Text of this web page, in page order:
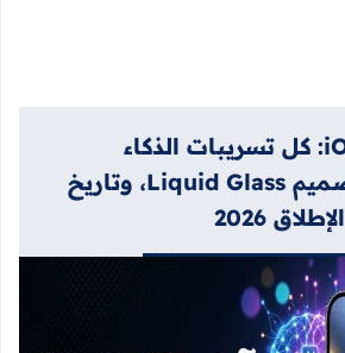
آبل iOS 27: كل تسريبات الذكاء
الاصطناعي، تصميم Liquid Glass، وتاريخ
الإطلاق 2026